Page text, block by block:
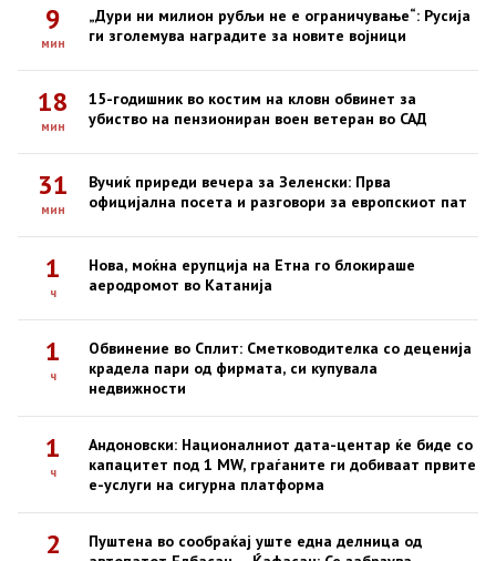
9
мин
„Дури ни милион рубљи не е ограничување“: Русија
ги зголемува наградите за новите војници
18
мин
15-годишник во костим на кловн обвинет за
убиство на пензиониран воен ветеран во САД
31
мин
Вучиќ приреди вечера за Зеленски: Прва
официјална посета и разговори за европскиот пат
1
ч
Нова, моќна ерупција на Етна го блокираше
аеродромот во Катанија
1
ч
Обвинение во Сплит: Сметководителка со деценија
крадела пари од фирмата, си купувала
недвижности
1
ч
Андоновски: Националниот дата-центар ќе биде со
капацитет под 1 MW, граѓаните ги добиваат првите
е-услуги на сигурна платформа
2
Пуштена во сообраќај уште една делница од